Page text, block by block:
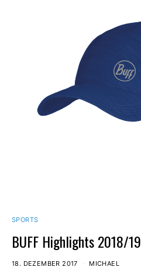
SPORTS
BUFF Highlights 2018/19
18. DEZEMBER 2017 MICHAEL